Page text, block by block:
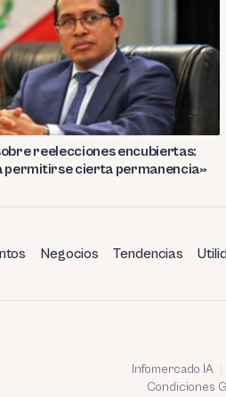
reelecciones encubiertas:
permitirse cierta permanencia»
Negocios Tendencias
Infomercado IA
Condiciones